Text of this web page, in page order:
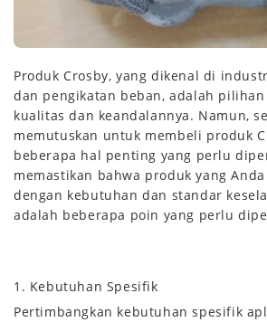
Produk Crosby, yang dikenal di
dan pengikatan beban, adalah
kualitas dan keandalannya. Namun,
memutuskan untuk membeli produk
beberapa hal penting yang perlu
memastikan bahwa produk yang
dengan kebutuhan dan standar
adalah beberapa poin yang perlu
1. Kebutuhan Spesifik
Pertimbangkan kebutuhan spesifik